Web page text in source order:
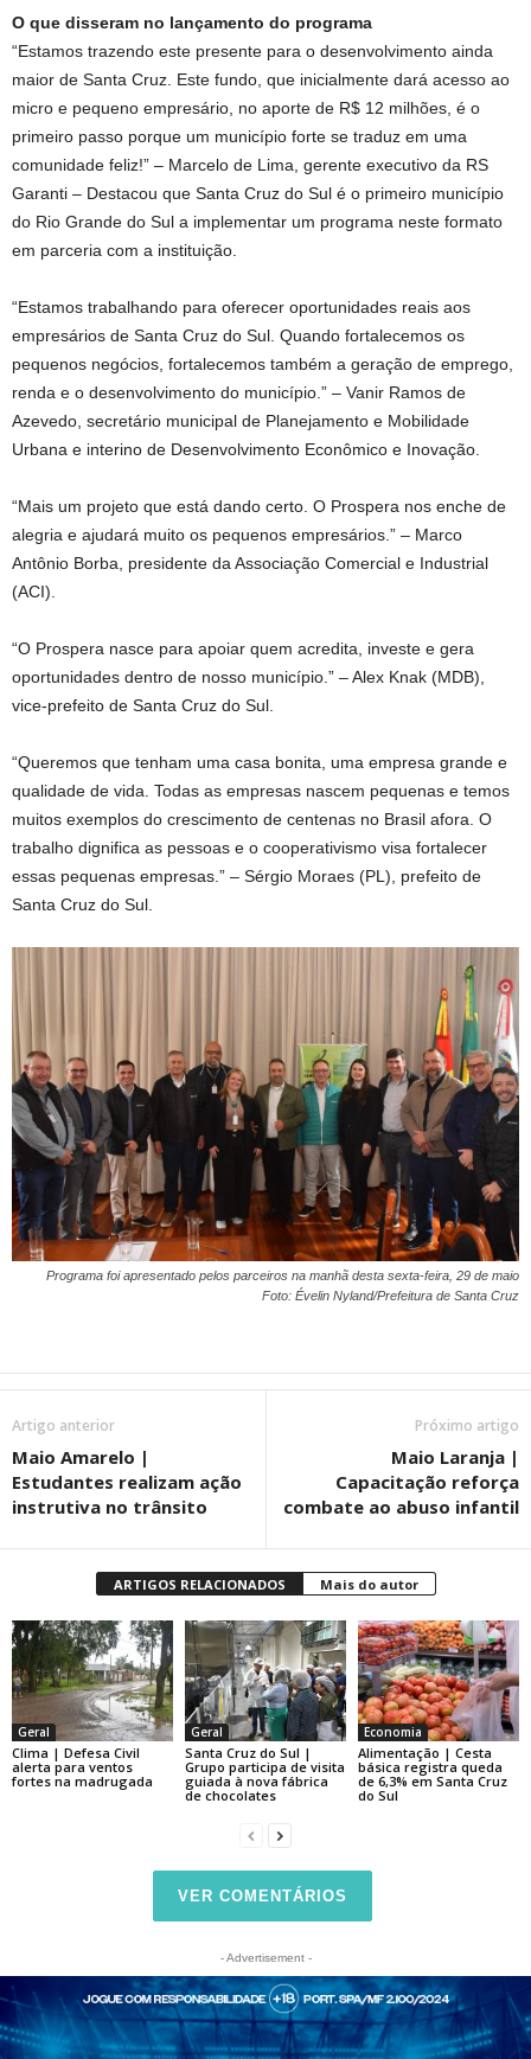
O que disseram no lançamento do programa
“Estamos trazendo este presente para o desenvolvimento ainda
maior de Santa Cruz. Este fundo, que inicialmente dará acesso ao
micro e pequeno empresário, no aporte de R$ 12 milhões, é o
primeiro passo porque um município forte se traduz em uma
comunidade feliz!” – Marcelo de Lima, gerente executivo da RS
Garanti – Destacou que Santa Cruz do Sul é o primeiro município
do Rio Grande do Sul a implementar um programa neste formato
em parceria com a instituição.
“Estamos trabalhando para oferecer oportunidades reais aos
empresários de Santa Cruz do Sul. Quando fortalecemos os
pequenos negócios, fortalecemos também a geração de emprego,
renda e o desenvolvimento do município.” – Vanir Ramos de
Azevedo, secretário municipal de Planejamento e Mobilidade
Urbana e interino de Desenvolvimento Econômico e Inovação.
“Mais um projeto que está dando certo. O Prospera nos enche de
alegria e ajudará muito os pequenos empresários.” – Marco
Antônio Borba, presidente da Associação Comercial e Industrial
(ACI).
“O Prospera nasce para apoiar quem acredita, investe e gera
oportunidades dentro de nosso município.” – Alex Knak (MDB),
vice-prefeito de Santa Cruz do Sul.
“Queremos que tenham uma casa bonita, uma empresa grande e
qualidade de vida. Todas as empresas nascem pequenas e temos
muitos exemplos do crescimento de centenas no Brasil afora. O
trabalho dignifica as pessoas e o cooperativismo visa fortalecer
essas pequenas empresas.” – Sérgio Moraes (PL), prefeito de
Santa Cruz do Sul.
Programa foi apresentado pelos parceiros na manhã desta sexta-feira, 29 de maio
Foto: Évelin Nyland/Prefeitura de Santa Cruz
Artigo anterior
Maio Amarelo |
Estudantes realizam ação
instrutiva no trânsito
Próximo artigo
Maio Laranja |
Capacitação reforça
combate ao abuso infantil
ARTIGOS RELACIONADOS Mais do autor
Geral
Clima | Defesa Civil
alerta para ventos
fortes na madrugada
Geral
Santa Cruz do Sul |
Grupo participa de visita
guiada à nova fábrica
de chocolates
Economia
Alimentação | Cesta
básica registra queda
de 6,3% em Santa Cruz
do Sul
VER COMENTÁRIOS
- Advertisement -